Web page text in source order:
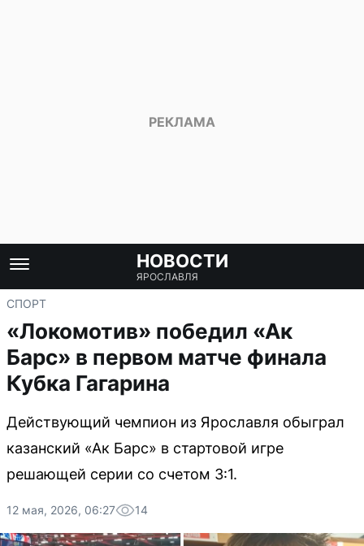
НОВОСТИ
ЯРОСЛАВЛЯ
СПОРТ
«Локомотив» победил «Ак
Барс» в первом матче финала
Кубка Гагарина
Действующий чемпион из Ярославля обыграл
казанский «Ак Барс» в стартовой игре
решающей серии со счетом 3:1.
12 мая, 2026, 06:27 14